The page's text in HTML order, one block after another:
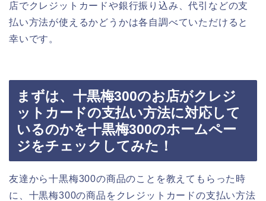
店でクレジットカードや銀行振り込み、代引などの支
払い方法が使えるかどうかは各自調べていただけると
幸いです。
まずは、十黒梅300のお店がクレジ
ットカードの支払い方法に対応して
いるのかを十黒梅300のホームペー
ジをチェックしてみた！
友達から十黒梅300の商品のことを教えてもらった時
に、十黒梅300の商品をクレジットカードの支払い方法